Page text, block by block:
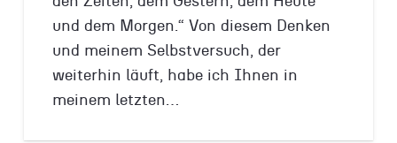
und dem Morgen.“ Von diesem Denken
und meinem Selbstversuch, der
weiterhin läuft, habe ich Ihnen in
meinem letzten…